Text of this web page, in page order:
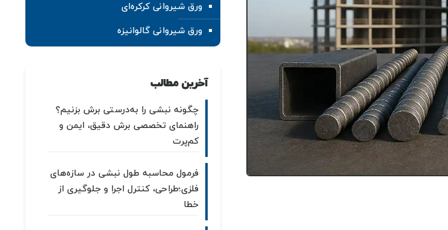
ورق شیروانی کرکره‌ای
ورق شیروانی گالوانیزه
آخرین مطالب
چگونه نبشی را به‌درستی برش بزنیم؟
راهنمای تخصصی برش دقیق، ایمن و
کم‌پرت
فرمول محاسبه طول نبشی در سازه‌های
فلزی؛طراحی، کنترل اجرا و جلوگیری از
خطا